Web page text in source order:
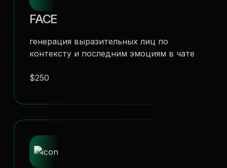
FACE
генерация выразительных лиц по
контексту и последним эмоциям в чате
$250